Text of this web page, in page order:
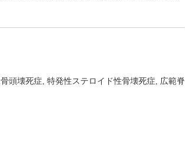
頭壊死症 特発性ステロイド性骨壊死症
広範脊